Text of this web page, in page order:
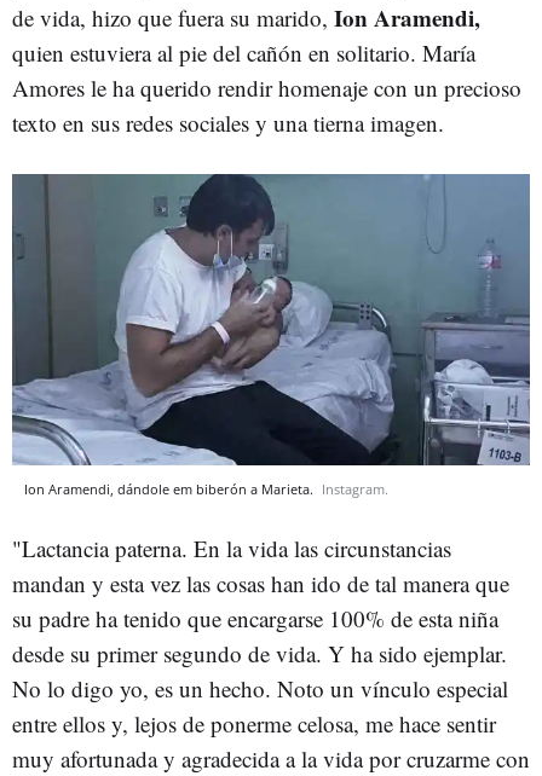
de vida, hizo que fuera su marido, Ion Aramendi,
quien estuviera al pie del cañón en solitario. María
Amores le ha querido rendir homenaje con un precioso
texto en sus redes sociales y una tierna imagen.
Ion Aramendi, dándole em biberón a Marieta. Instagram.
"Lactancia paterna. En la vida las circunstancias
mandan y esta vez las cosas han ido de tal manera que
su padre ha tenido que encargarse 100% de esta niña
desde su primer segundo de vida. Y ha sido ejemplar.
No lo digo yo, es un hecho. Noto un vínculo especial
entre ellos y, lejos de ponerme celosa, me hace sentir
muy afortunada y agradecida a la vida por cruzarme con